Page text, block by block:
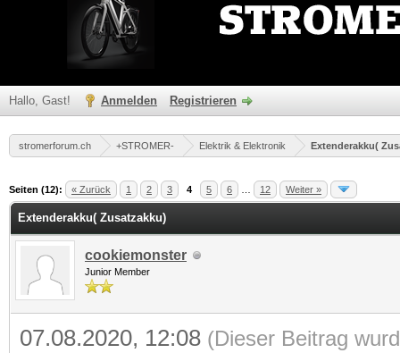
Hallo, Gast! Anmelden Registrieren
stromerforum.ch +STROMER- Elektrik & Elektronik Extenderakku(
Seiten (12): « Zurück 1 2 3 4 5 6 12 Weiter »
Durchschnitt
Extenderakku( Zusatzakku)
cookiemonster
Junior Member
07.08.2020, 12:08 (Dieser Beitrag